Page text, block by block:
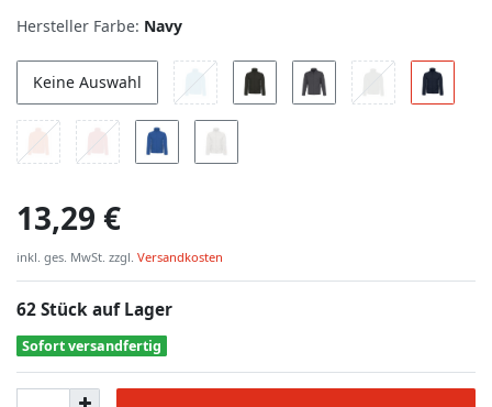
Hersteller Farbe: Navy
Keine Auswahl
13,29 €
inkl. ges. MwSt. zzgl. Versandkosten
62 Stück auf Lager
Sofort versandfertig